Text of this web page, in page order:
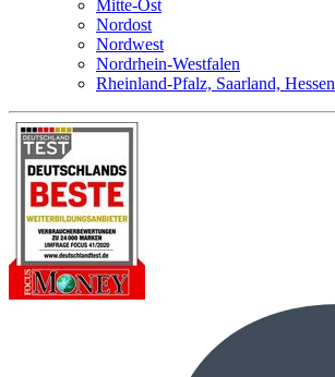
Mitte-Ost
Nordost
Nordwest
Nordrhein-Westfalen
Rheinland-Pfalz, Saarland, Hessen